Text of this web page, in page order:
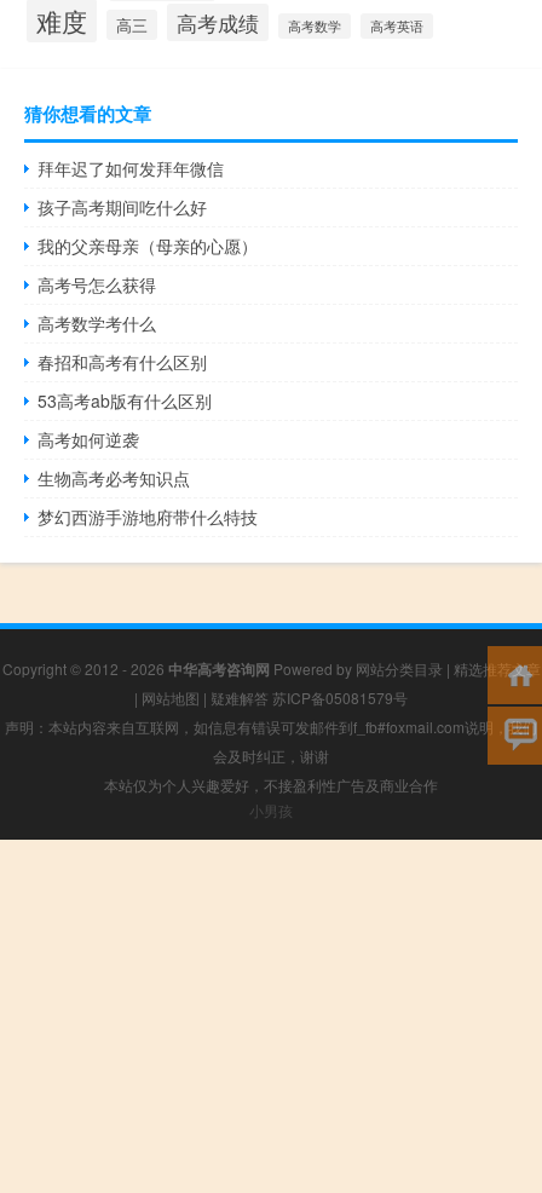
难度 高三 高考成绩 高考数学 高考英语
猜你想看的文章
拜年迟了如何发拜年微信
孩子高考期间吃什么好
我的父亲母亲（母亲的心愿）
高考号怎么获得
高考数学考什么
春招和高考有什么区别
53高考ab版有什么区别
高考如何逆袭
生物高考必考知识点
梦幻西游手游地府带什么特技
Copyright © 2012 - 2026 中华高考咨询网 Powered by 网站分类目录 | 精选推荐文章
| 网站地图 | 疑难解答 苏ICP备05081579号
声明：本站内容来自互联网，如信息有错误可发邮件到f_fb#foxmail.com说明，我们
会及时纠正，谢谢
本站仅为个人兴趣爱好，不接盈利性广告及商业合作
小男孩